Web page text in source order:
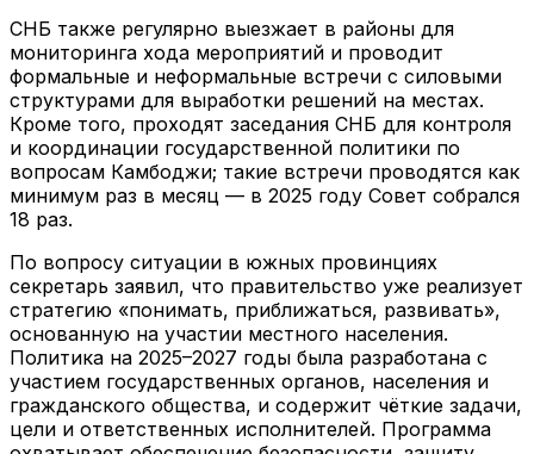
СНБ также регулярно выезжает в районы для
мониторинга хода мероприятий и проводит
формальные и неформальные встречи с силовыми
структурами для выработки решений на местах.
Кроме того, проходят заседания СНБ для контроля
и координации государственной политики по
вопросам Камбоджи; такие встречи проводятся как
минимум раз в месяц — в 2025 году Совет собрался
18 раз.
По вопросу ситуации в южных провинциях
секретарь заявил, что правительство уже реализует
стратегию «понимать, приближаться, развивать»,
основанную на участии местного населения.
Политика на 2025–2027 годы была разработана с
участием государственных органов, населения и
гражданского общества, и содержит чёткие задачи,
цели и ответственных исполнителей. Программа